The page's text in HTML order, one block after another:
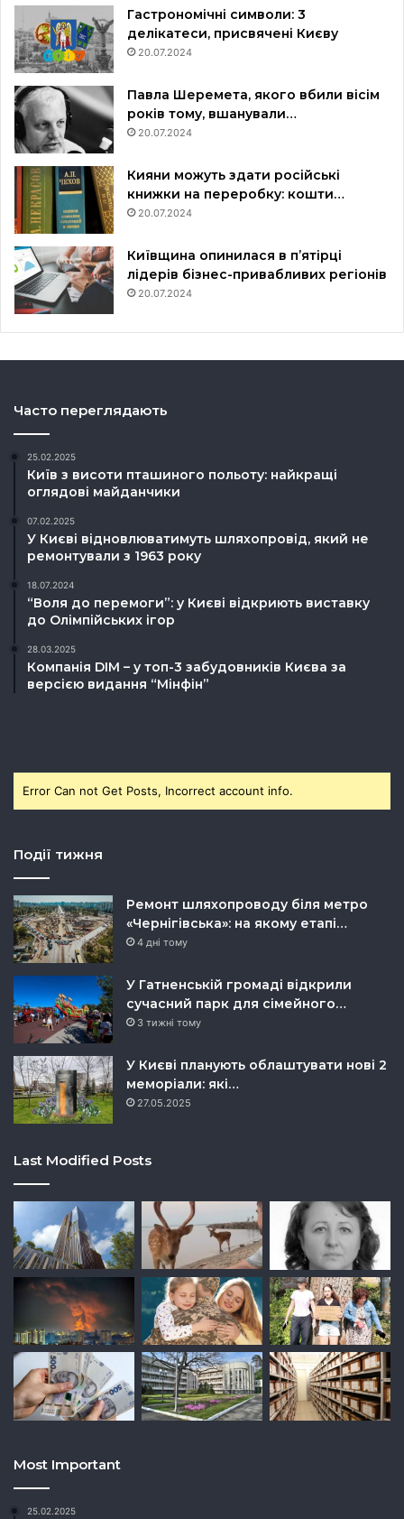
Гастрономічні символи: 3
делікатеси, присвячені Києву
20.07.2024
Павла Шеремета, якого вбили вісім
років тому, вшанували…
20.07.2024
Кияни можуть здати російські
книжки на переробку: кошти…
20.07.2024
Київщина опинилася в пʼятірці
лідерів бізнес-привабливих регіонів
20.07.2024
Часто переглядають
25.02.2025
Київ з висоти пташиного польоту: найкращі
оглядові майданчики
07.02.2025
У Києві відновлюватимуть шляхопровід, який не
ремонтували з 1963 року
18.07.2024
“Воля до перемоги”: у Києві відкриють виставку
до Олімпійських ігор
28.03.2025
Компанія DIM – у топ-3 забудовників Києва за
версією видання “Мінфін”
Error Can not Get Posts, Incorrect account info.
Події тижня
Ремонт шляхопроводу біля метро
«Чернігівська»: на якому етапі…
4 дні тому
У Гатненській громаді відкрили
сучасний парк для сімейного…
3 тижні тому
У Києві планують облаштувати нові 2
меморіали: які…
27.05.2025
Last Modified Posts
Most Important
25.02.2025